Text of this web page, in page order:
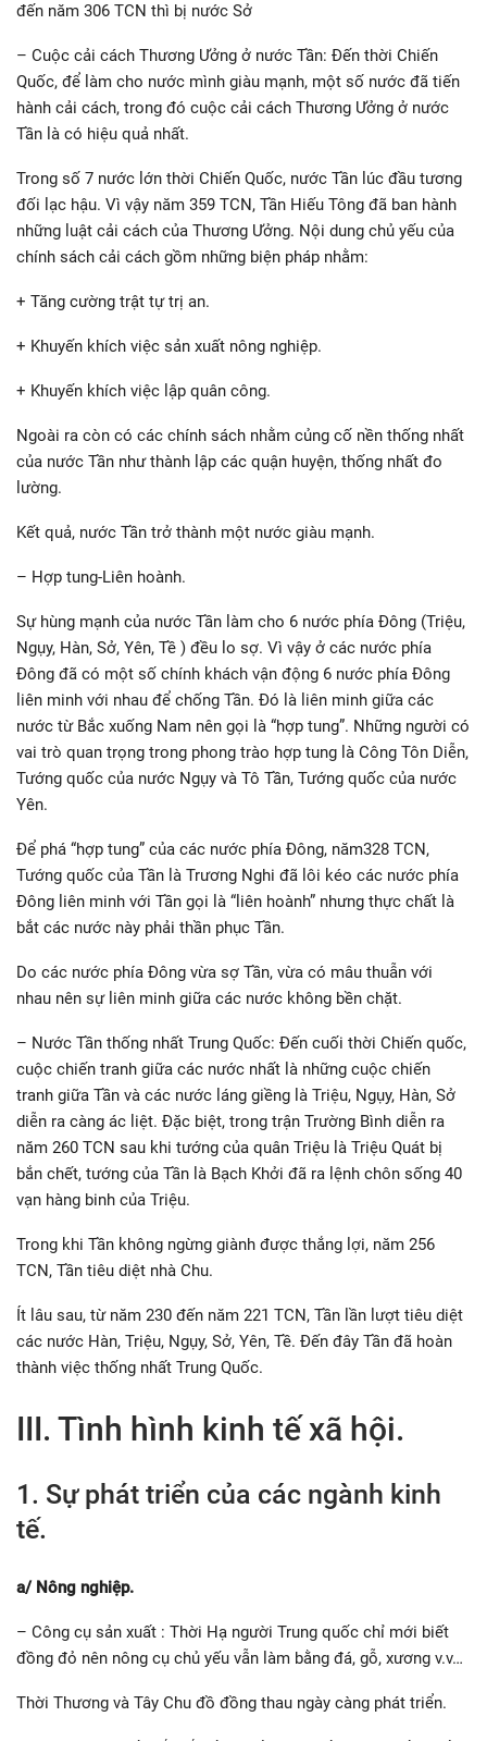
đến năm 306 TCN thì bị nước Sở
– Cuộc cải cách Thương Ưởng ở nước Tần: Đến thời Chiến
Quốc, để làm cho nước mình giàu mạnh, một số nước đã tiến
hành cải cách, trong đó cuộc cải cách Thương Ưởng ở nước
Tần là có hiệu quả nhất.
Trong số 7 nước lớn thời Chiến Quốc, nước Tần lúc đầu tương
đối lạc hậu. Vì vậy năm 359 TCN, Tần Hiếu Tông đã ban hành
những luật cải cách của Thương Ưởng. Nội dung chủ yếu của
chính sách cải cách gồm những biện pháp nhằm:
+ Tăng cường trật tự trị an.
+ Khuyến khích việc sản xuất nông nghiệp.
+ Khuyến khích việc lập quân công.
Ngoài ra còn có các chính sách nhằm củng cố nền thống nhất
của nước Tần như thành lập các quận huyện, thống nhất đo
lường.
Kết quả, nước Tần trở thành một nước giàu mạnh.
– Hợp tung-Liên hoành.
Sự hùng mạnh của nước Tần làm cho 6 nước phía Đông (Triệu,
Ngụy, Hàn, Sở, Yên, Tề ) đều lo sợ. Vì vậy ở các nước phía
Đông đã có một số chính khách vận động 6 nước phía Đông
liên minh với nhau để chống Tần. Đó là liên minh giữa các
nước từ Bắc xuống Nam nên gọi là “hợp tung”. Những người có
vai trò quan trọng trong phong trào hợp tung là Công Tôn Diễn,
Tướng quốc của nước Ngụy và Tô Tần, Tướng quốc của nước
Yên.
Để phá “hợp tung” của các nước phía Đông, năm328 TCN,
Tướng quốc của Tần là Trương Nghi đã lôi kéo các nước phía
Đông liên minh với Tần gọi là “liên hoành” nhưng thực chất là
bắt các nước này phải thần phục Tần.
Do các nước phía Đông vừa sợ Tần, vừa có mâu thuẫn với
nhau nên sự liên minh giữa các nước không bền chặt.
– Nước Tần thống nhất Trung Quốc: Đến cuối thời Chiến quốc,
cuộc chiến tranh giữa các nước nhất là những cuộc chiến
tranh giữa Tần và các nước láng giềng là Triệu, Ngụy, Hàn, Sở
diễn ra càng ác liệt. Đặc biệt, trong trận Trường Bình diễn ra
năm 260 TCN sau khi tướng của quân Triệu là Triệu Quát bị
bắn chết, tướng của Tần là Bạch Khởi đã ra lệnh chôn sống 40
vạn hàng binh của Triệu.
Trong khi Tần không ngừng giành được thắng lợi, năm 256
TCN, Tần tiêu diệt nhà Chu.
Ít lâu sau, từ năm 230 đến năm 221 TCN, Tần lần lượt tiêu diệt
các nước Hàn, Triệu, Ngụy, Sở, Yên, Tề. Đến đây Tần đã hoàn
thành việc thống nhất Trung Quốc.
III. Tình hình kinh tế xã hội.
1. Sự phát triển của các ngành kinh
tế.
a/ Nông nghiệp.
– Công cụ sản xuất : Thời Hạ người Trung quốc chỉ mới biết
đồng đỏ nên nông cụ chủ yếu vẫn làm bằng đá, gỗ, xương v.v…
Thời Thương và Tây Chu đồ đồng thau ngày càng phát triển.